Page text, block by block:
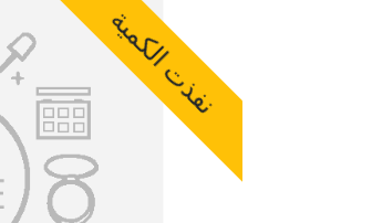
نفذت الكمية